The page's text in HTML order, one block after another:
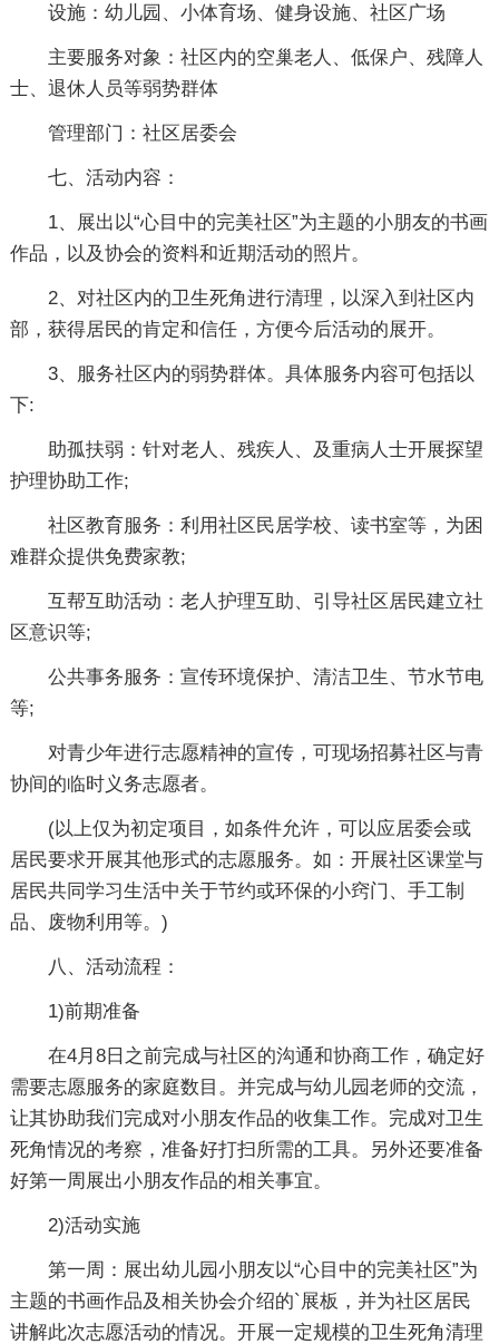
设施：幼儿园、小体育场、健身设施、社区广场
主要服务对象：社区内的空巢老人、低保户、残障人
士、退休人员等弱势群体
管理部门：社区居委会
七、活动内容：
1、展出以“心目中的完美社区”为主题的小朋友的书画
作品，以及协会的资料和近期活动的照片。
2、对社区内的卫生死角进行清理，以深入到社区内
部，获得居民的肯定和信任，方便今后活动的展开。
3、服务社区内的弱势群体。具体服务内容可包括以
下:
助孤扶弱：针对老人、残疾人、及重病人士开展探望
护理协助工作;
社区教育服务：利用社区民居学校、读书室等，为困
难群众提供免费家教;
互帮互助活动：老人护理互助、引导社区居民建立社
区意识等;
公共事务服务：宣传环境保护、清洁卫生、节水节电
等;
对青少年进行志愿精神的宣传，可现场招募社区与青
协间的临时义务志愿者。
(以上仅为初定项目，如条件允许，可以应居委会或
居民要求开展其他形式的志愿服务。如：开展社区课堂与
居民共同学习生活中关于节约或环保的小窍门、手工制
品、废物利用等。)
八、活动流程：
1)前期准备
在4月8日之前完成与社区的沟通和协商工作，确定好
需要志愿服务的家庭数目。并完成与幼儿园老师的交流，
让其协助我们完成对小朋友作品的收集工作。完成对卫生
死角情况的考察，准备好打扫所需的工具。另外还要准备
好第一周展出小朋友作品的相关事宜。
2)活动实施
第一周：展出幼儿园小朋友以“心目中的完美社区”为
主题的书画作品及相关协会介绍的`展板，并为社区居民
讲解此次志愿活动的情况。开展一定规模的卫生死角清理